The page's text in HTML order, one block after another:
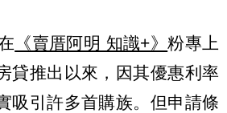
《賣厝阿明 知識+》粉專上
貸推出以來，因其優惠利率
吸引許多首購族。但申請條